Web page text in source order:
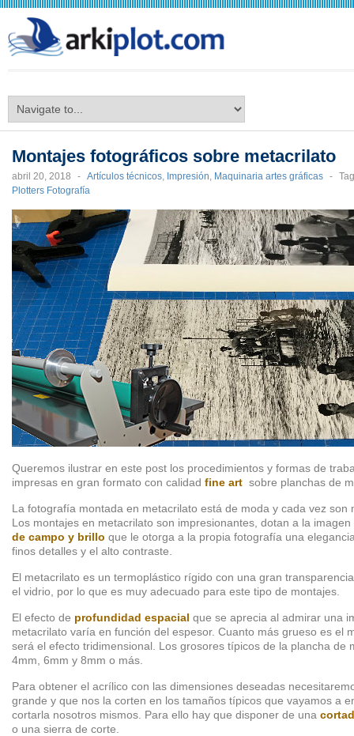
Montajes fotográficos sobre metacrilato
abril 20, 2018 - Artículos técnicos, Impresión, Maquinaria artes gráficas -
Plotters Fotografía
Queremos ilustrar en este post los procedimientos y formas de
impresas en gran formato con calidad fine art sobre planchas de
La fotografía montada en metacrilato está de moda y cada vez son
Los montajes en metacrilato son impresionantes, dotan a la
de campo y brillo que le otorga a la propia fotografía una
finos detalles y el alto contraste.
El metacrilato es un termoplástico rígido con una gran
el vidrio, por lo que es muy adecuado para este tipo de montajes.
El efecto de profundidad espacial que se aprecia al admirar una
metacrilato varía en función del espesor. Cuanto más grueso es el
será el efecto tridimensional. Los grosores típicos de la plancha de
4mm, 6mm y 8mm o más.
Para obtener el acrílico con las dimensiones deseadas
grande y que nos la corten en los tamaños típicos que vayamos a
cortarla nosotros mismos. Para ello hay que disponer de una
o una sierra de corte.